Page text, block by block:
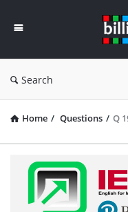
Search
Home / Questions / Q